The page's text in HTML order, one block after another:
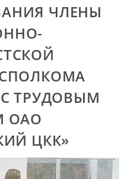
ЧЛЕНЫ
ТРУДОВЫМ
ОАО
ЦКК»